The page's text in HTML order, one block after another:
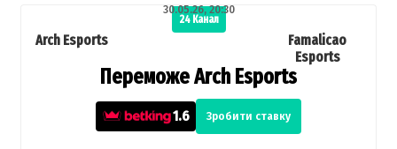
24 Канал
Arch Esports
30.05.26, 20:30
Переможе Arch Esports
1.6 Зробити ставку
Famalicao
Esports